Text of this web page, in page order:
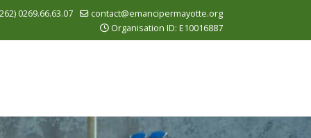
0269.66.63.07
contact@emancipermayotte.org
Organisation ID: E10016887